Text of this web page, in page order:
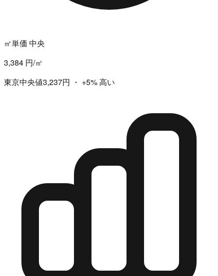
㎡単価 中央
3,384 円/㎡
東京中央値3,237円 ・ +5%高い